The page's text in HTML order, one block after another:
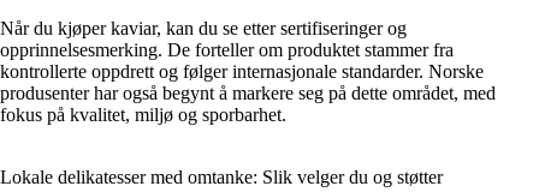
Når du kjøper kaviar, kan du se etter sertifiseringer og
opprinnelsesmerking. De forteller om produktet stammer fra
kontrollerte oppdrett og følger internasjonale standarder. Norske
produsenter har også begynt å markere seg på dette området, med
fokus på kvalitet, miljø og sporbarhet.
Lokale delikatesser med omtanke: Slik velger du og støtter